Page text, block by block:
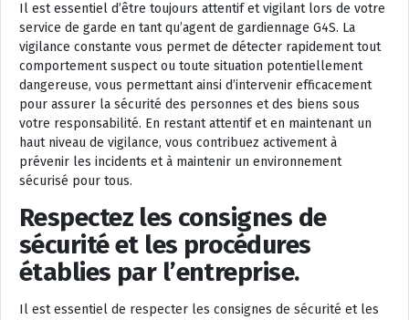
Il est essentiel d’être toujours attentif et vigilant lors de votre
service de garde en tant qu’agent de gardiennage G4S. La
vigilance constante vous permet de détecter rapidement tout
comportement suspect ou toute situation potentiellement
dangereuse, vous permettant ainsi d’intervenir efficacement
pour assurer la sécurité des personnes et des biens sous
votre responsabilité. En restant attentif et en maintenant un
haut niveau de vigilance, vous contribuez activement à
prévenir les incidents et à maintenir un environnement
sécurisé pour tous.
Respectez les consignes de
sécurité et les procédures
établies par l’entreprise.
Il est essentiel de respecter les consignes de sécurité et les